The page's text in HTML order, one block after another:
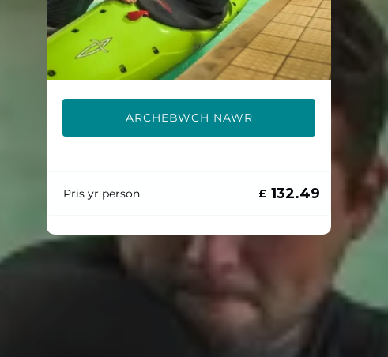
ARCHEBWCH NAWR
Pris yr person £ 132.49